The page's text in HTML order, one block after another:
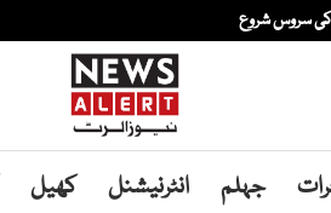
کی سروس شروع
جہلم انٹرنیشنل کھیل